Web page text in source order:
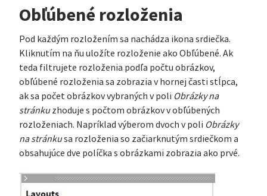
Obľúbené rozloženia
Pod každým rozložením sa nachádza ikona srdiečka.
Kliknutím na ňu uložíte rozloženie ako Obľúbené. Ak
teda filtrujete rozloženia podľa počtu obrázkov,
obľúbené rozloženia sa zobrazia v hornej časti stĺpca,
ak sa počet obrázkov vybraných v poli Obrázky na
stránkuzhoduje s počtom obrázkov v obľúbených
rozloženiach. Napríklad výberom dvoch v poli Obrázky
na stránkusa rozloženia so začiarknutým srdiečkom a
obsahujúce dve políčka s obrázkami zobrazia ako prvé.